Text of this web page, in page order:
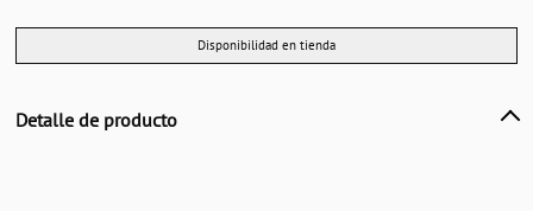
Disponibilidad en tienda
Detalle de producto